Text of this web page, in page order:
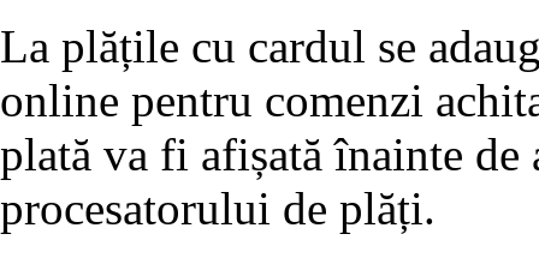
La plățile cu cardul se
online pentru comenzi
plată va fi afișată înainte
procesatorului de plăți.